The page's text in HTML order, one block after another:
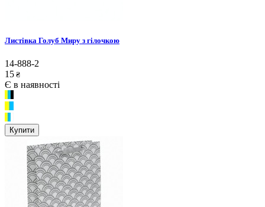
Листівка Голуб Миру з гілочкою
14-888-2
15 ₴
Є в наявності
Купити